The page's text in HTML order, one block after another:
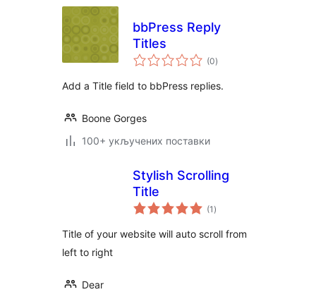
bbPress Reply
Titles
(0укупних
оцена
)
Add a Title field to bbPress replies.
Boone Gorges
100+ укључених поставки
Stylish Scrolling
Title
(1 укупних
оцена
)
Title of your website will auto scroll from
left to right
Dear